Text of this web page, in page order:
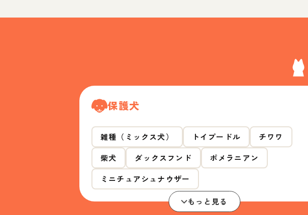
保護犬
雑種（ミックス犬） トイプードル
チワワ
柴犬
ダックスフンド
ポメラニアン
ミニチュアシュナウザー
もっと見る